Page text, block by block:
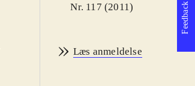
Nr. 117 (2011)
Læs anmeldelse
Feedback